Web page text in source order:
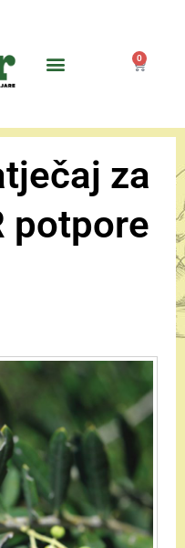
0
za
potpore